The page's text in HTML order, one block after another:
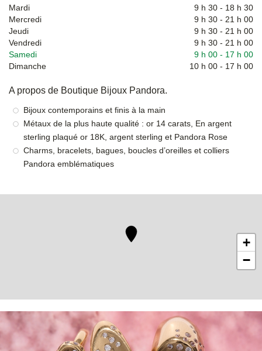
Mardi
9 h 30 - 18 h 30
Mercredi
9 h 30 - 21 h 00
Jeudi
9 h 30 - 21 h 00
Vendredi
9 h 30 - 21 h 00
Samedi
9 h 00 - 17 h 00
Dimanche
10 h 00 - 17 h 00
A propos de Boutique Bijoux Pandora.
Bijoux contemporains et finis à la main
Métaux de la plus haute qualité : or 14 carats, En argent
sterling plaqué or 18K, argent sterling et Pandora Rose
Charms, bracelets, bagues, boucles d’oreilles et colliers
Pandora emblématiques
+
−